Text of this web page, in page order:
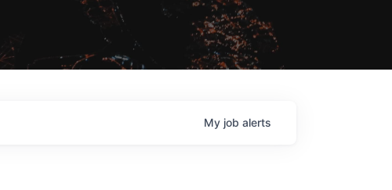
My job alerts